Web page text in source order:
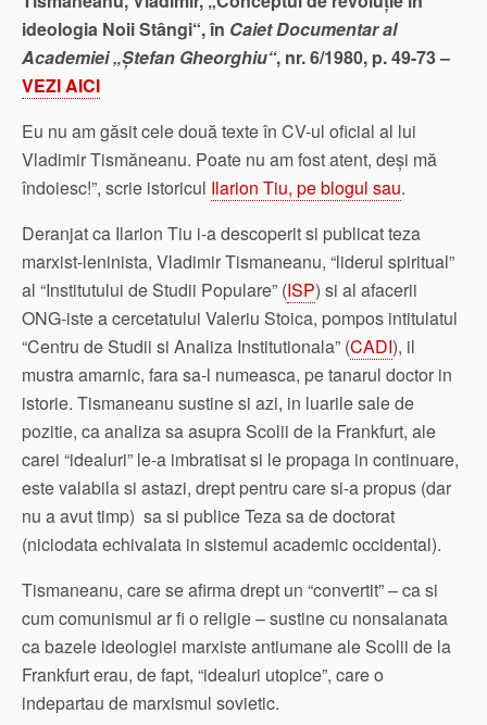
ideologia Noii Stângi“, în Caiet Documentar al
Academiei „Ștefan Gheorghiu“, nr. 6/1980, p. 49-73 –
VEZI AICI
Eu nu am găsit cele două texte în CV-ul oficial al lui
Vladimir Tismăneanu. Poate nu am fost atent, deși mă
îndoiesc!”, scrie istoricul Ilarion Tiu, pe blogul sau.
Deranjat ca Ilarion Tiu i-a descoperit si publicat teza
marxist-leninista, Vladimir Tismaneanu, “liderul spiritual”
al “Institutului de Studii Populare” (ISP) si al afacerii
ONG-iste a cercetatului Valeriu Stoica, pompos intitulatul
“Centru de Studii si Analiza Institutionala” (CADI), il
mustra amarnic, fara sa-l numeasca, pe tanarul doctor in
istorie. Tismaneanu sustine si azi, in luarile sale de
pozitie, ca analiza sa asupra Scolii de la Frankfurt, ale
carei “idealuri” le-a imbratisat si le propaga in continuare,
este valabila si astazi, drept pentru care si-a propus (dar
nu a avut timp) sa si publice Teza sa de doctorat
(niciodata echivalata in sistemul academic occidental).
Tismaneanu, care se afirma drept un “convertit” – ca si
cum comunismul ar fi o religie – sustine cu nonsalanata
ca bazele ideologiei marxiste antiumane ale Scolii de la
Frankfurt erau, de fapt, “idealuri utopice”, care o
indepartau de marxismul sovietic.